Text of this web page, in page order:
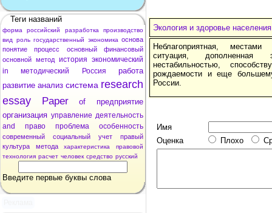
Теги названий
форма российский разработка
производство
вид
роль государственный экономика основа
понятие
процесс основный
финансовый
основной метод история экономический
in
методический Россия
работа
развитие анализ система research
essay
Paper of
предприятие
организация управление деятельность
and
право проблема особенность
современный социальный учет
правый
культура
метода характеристика
правовой
технология расчет человек средство русский
Введите первые буквы слова
Экология и здоровье
Неблагоприятная, местами
ситуация, дополненная
нестабильностью,
рождаемости и еще
России.
Имя
Оценка
Плохо